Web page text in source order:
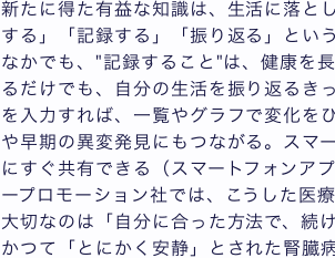
新たに得た有益な知識は、生活に落と
する」「記録する」「振り返る」とい
なかでも、"記録すること"は、健康を
るだけでも、自分の生活を振り返るき
を入力すれば、一覧やグラフで変化を
や早期の異変発見にもつながる。スマ
にすぐ共有できる（スマートフォンア
ープロモーション社では、こうした医
大切なのは「自分に合った方法で、続
かつて「とにかく安静」とされた腎臓